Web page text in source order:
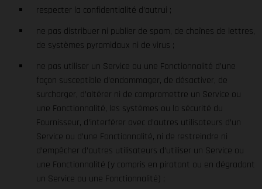
respecter la confidentialité d’autrui ;
ne pas distribuer ni publier de spam, de chaînes de lettres,
de systèmes pyramidaux ni de virus ;
ne pas utiliser un Service ou une Fonctionnalité d’une
façon susceptible d’endommager, de désactiver, de
surcharger, d’altérer ni de compromettre un Service ou
une Fonctionnalité, les systèmes ou la sécurité du
Fournisseur, d’interférer avec d’autres utilisateurs d’un
Service ou d’une Fonctionnalité, ni de restreindre ni
d’empêcher d’autres utilisateurs d’utiliser un Service ou
une Fonctionnalité (y compris en piratant ou en dégradant
un Service ou une Fonctionnalité) ;